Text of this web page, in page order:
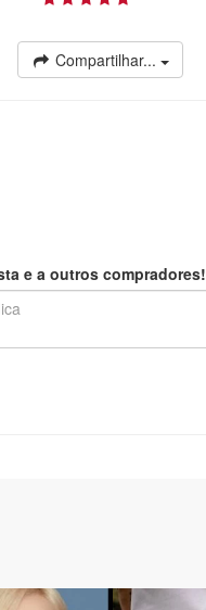
Compartilhar...
e a outros compradores!